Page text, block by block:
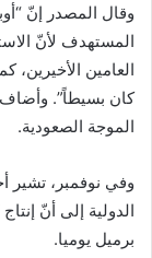
وقال المصدر إنّ
المستهدف لأنّ
العامين
كان بسيطاً”. وأضاف
الموجة الصعودية.
وفي نوفمبر، تشير
برميل يوميا.